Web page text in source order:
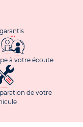
à votre écoute
de votre